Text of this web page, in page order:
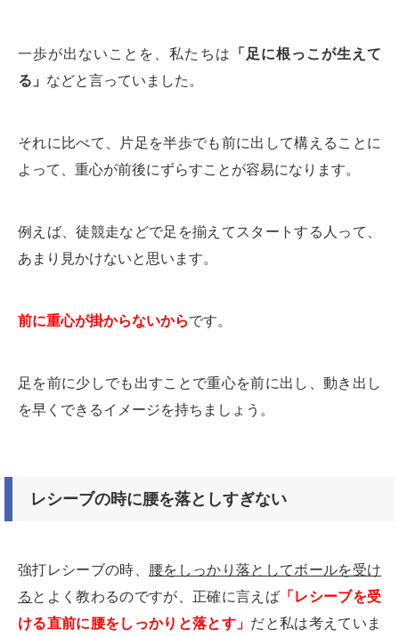
一歩が出ないことを、私たちは 「足に根っこが生えて
る」 などと言っていました。
それに比べて、片足を半歩でも前に出して構えることに
よって、重心が前後にずらすことが容易になります。
例えば、徒競走などで足を揃えてスタートする人って、
あまり見かけないと思います。
前に重心が掛からないからです。
足を前に少しでも出すことで重心を前に出し、動き出し
を早くできるイメージを持ちましょう。
レシーブの時に腰を落としすぎない
強打レシーブの時、 腰をしっかり落としてボールを受け
る とよく教わるのですが、正確に言えば 「レシーブを受
ける直前に腰をしっかりと落とす」 だと私は考えていま